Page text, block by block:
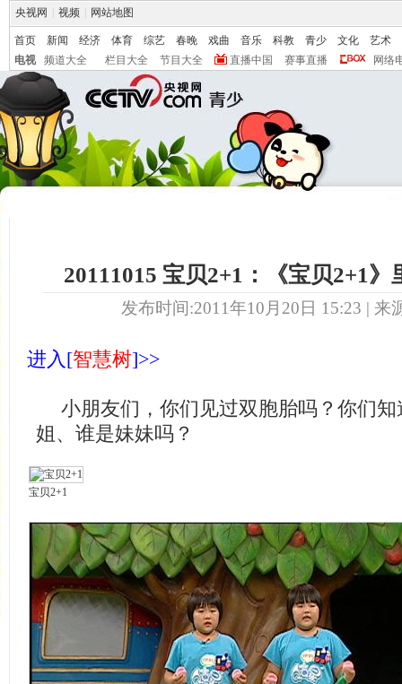
央视网 视频 网站地图
首页 新闻 经济 体育 综艺 春晚 戏曲 音乐 科教 青少 文化
艺术
电视
频道大全 栏目大全 节目大全 直播中国 赛事直播 网络
20111015 宝贝2+1：《宝贝2+1
发布时间:2011年10月20日 15:23 | 来
进入[智慧树]>>
小朋友们，你们见过双胞胎吗？你们
姐、谁是妹妹吗？
宝贝2+1